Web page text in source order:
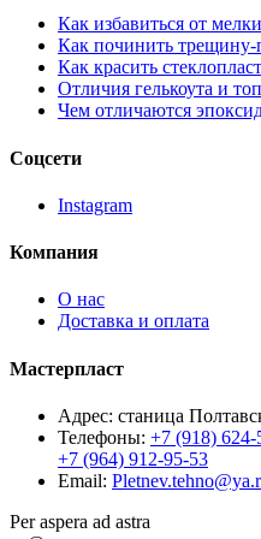
Как избавиться от
Как починить трещину-
Как красить
Отличия гелькоута и
Чем отличаются
Соцсети
Instagram
Компания
О нас
Доставка и оплата
Мастерпласт
Адрес: станица
Телефоны: +7 (918) 624-
+7 (964) 912-95-53
Email:
Per aspera ad astra